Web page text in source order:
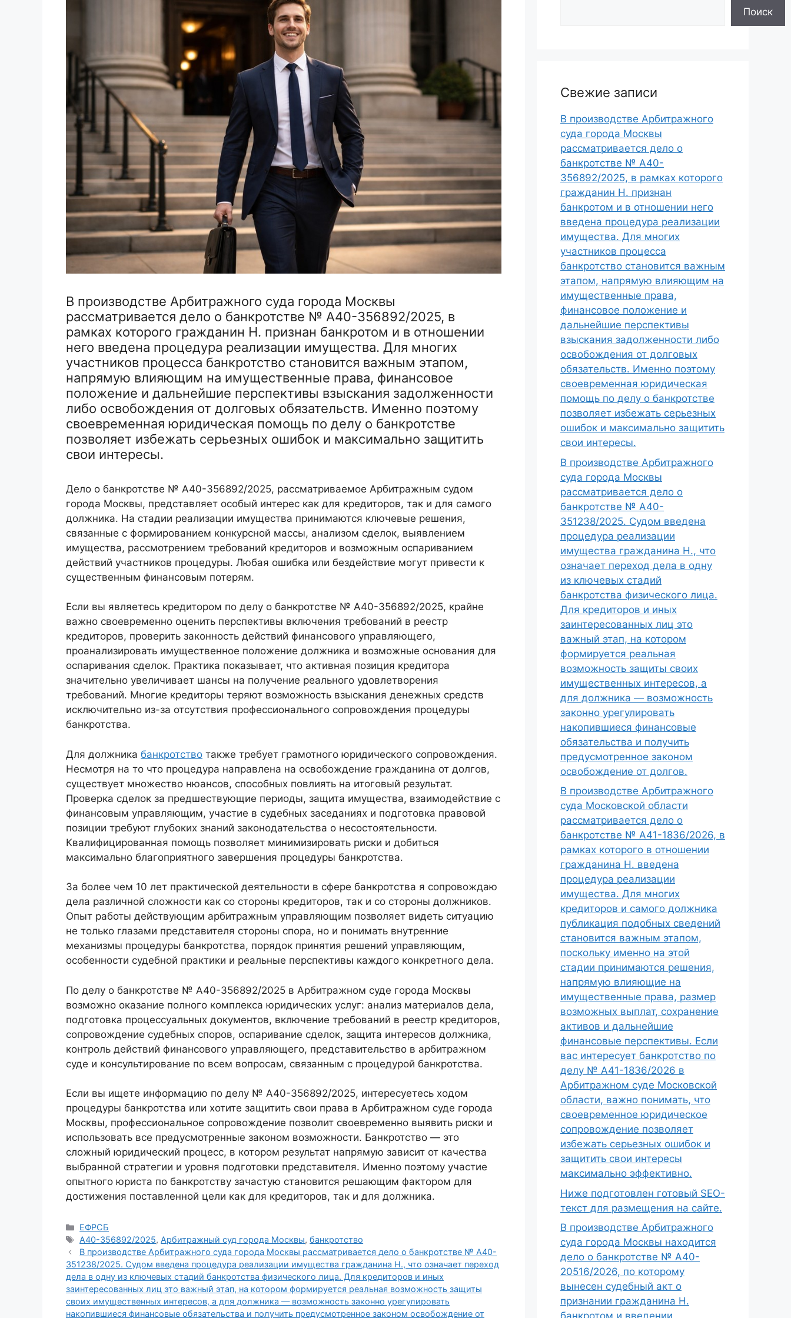
В производстве Арбитражного суда города Москвы
рассматривается дело о банкротстве № А40-356892/2025, в
рамках которого гражданин Н. признан банкротом и в отношении
него введена процедура реализации имущества. Для многих
участников процесса банкротство становится важным этапом,
напрямую влияющим на имущественные права, финансовое
положение и дальнейшие перспективы взыскания задолженности
либо освобождения от долговых обязательств. Именно поэтому
своевременная юридическая помощь по делу о банкротстве
позволяет избежать серьезных ошибок и максимально защитить
свои интересы.
Дело о банкротстве № А40-356892/2025, рассматриваемое Арбитражным судом
города Москвы, представляет особый интерес как для кредиторов, так и для самого
должника. На стадии реализации имущества принимаются ключевые решения,
связанные с формированием конкурсной массы, анализом сделок, выявлением
имущества, рассмотрением требований кредиторов и возможным оспариванием
действий участников процедуры. Любая ошибка или бездействие могут привести к
существенным финансовым потерям.
Если вы являетесь кредитором по делу о банкротстве № А40-356892/2025, крайне
важно своевременно оценить перспективы включения требований в реестр
кредиторов, проверить законность действий финансового управляющего,
проанализировать имущественное положение должника и возможные основания для
оспаривания сделок. Практика показывает, что активная позиция кредитора
значительно увеличивает шансы на получение реального удовлетворения
требований. Многие кредиторы теряют возможность взыскания денежных средств
исключительно из-за отсутствия профессионального сопровождения процедуры
банкротства.
Для должника банкротство также требует грамотного юридического сопровождения.
Несмотря на то что процедура направлена на освобождение гражданина от долгов,
существует множество нюансов, способных повлиять на итоговый результат.
Проверка сделок за предшествующие периоды, защита имущества, взаимодействие с
финансовым управляющим, участие в судебных заседаниях и подготовка правовой
позиции требуют глубоких знаний законодательства о несостоятельности.
Квалифицированная помощь позволяет минимизировать риски и добиться
максимально благоприятного завершения процедуры банкротства.
За более чем 10 лет практической деятельности в сфере банкротства я сопровождаю
дела различной сложности как со стороны кредиторов, так и со стороны должников.
Опыт работы действующим арбитражным управляющим позволяет видеть ситуацию
не только глазами представителя стороны спора, но и понимать внутренние
механизмы процедуры банкротства, порядок принятия решений управляющим,
особенности судебной практики и реальные перспективы каждого конкретного дела.
По делу о банкротстве № А40-356892/2025 в Арбитражном суде города Москвы
возможно оказание полного комплекса юридических услуг: анализ материалов дела,
подготовка процессуальных документов, включение требований в реестр кредиторов,
сопровождение судебных споров, оспаривание сделок, защита интересов должника,
контроль действий финансового управляющего, представительство в арбитражном
суде и консультирование по всем вопросам, связанным с процедурой банкротства.
Если вы ищете информацию по делу № А40-356892/2025, интересуетесь ходом
процедуры банкротства или хотите защитить свои права в Арбитражном суде города
Москвы, профессиональное сопровождение позволит своевременно выявить риски и
использовать все предусмотренные законом возможности. Банкротство — это
сложный юридический процесс, в котором результат напрямую зависит от качества
выбранной стратегии и уровня подготовки представителя. Именно поэтому участие
опытного юриста по банкротству зачастую становится решающим фактором для
достижения поставленной цели как для кредиторов, так и для должника.
Рубрики
ЕФРСБ
Метки
А40-356892/2025, Арбитражный суд города Москвы,банкротство
В производстве Арбитражного суда города Москвы рассматривается дело о банкротстве № А40-
351238/2025. Судом введена процедура реализации имущества гражданина Н., что означает переход
дела в одну из ключевых стадий банкротства физического лица. Для кредиторов и иных
заинтересованных лиц это важный этап, на котором формируется реальная возможность защиты
своих имущественных интересов, а для должника — возможность законно урегулировать
накопившиеся финансовые обязательства и получить предусмотренное законом освобождение от
Поиск
Свежие записи
В производстве Арбитражного
суда города Москвы
рассматривается дело о
банкротстве № А40-
356892/2025, в рамках которого
гражданин Н. признан
банкротом и в отношении него
введена процедура реализации
имущества. Для многих
участников процесса
банкротство становится важным
этапом, напрямую влияющим на
имущественные права,
финансовое положение и
дальнейшие перспективы
взыскания задолженности либо
освобождения от долговых
обязательств. Именно поэтому
своевременная юридическая
помощь по делу о банкротстве
позволяет избежать серьезных
ошибок и максимально защитить
свои интересы.
В производстве Арбитражного
суда города Москвы
рассматривается дело о
банкротстве № А40-
351238/2025. Судом введена
процедура реализации
имущества гражданина Н., что
означает переход дела в одну
из ключевых стадий
банкротства физического лица.
Для кредиторов и иных
заинтересованных лиц это
важный этап, на котором
формируется реальная
возможность защиты своих
имущественных интересов, а
для должника — возможность
законно урегулировать
накопившиеся финансовые
обязательства и получить
предусмотренное законом
освобождение от долгов.
В производстве Арбитражного
суда Московской области
рассматривается дело о
банкротстве № А41-1836/2026, в
рамках которого в отношении
гражданина Н. введена
процедура реализации
имущества. Для многих
кредиторов и самого должника
публикация подобных сведений
становится важным этапом,
поскольку именно на этой
стадии принимаются решения,
напрямую влияющие на
имущественные права, размер
возможных выплат, сохранение
активов и дальнейшие
финансовые перспективы. Если
вас интересует банкротство по
делу № А41-1836/2026 в
Арбитражном суде Московской
области, важно понимать, что
своевременное юридическое
сопровождение позволяет
избежать серьезных ошибок и
защитить свои интересы
максимально эффективно.
Ниже подготовлен готовый SEO-
текст для размещения на сайте.
В производстве Арбитражного
суда города Москвы находится
дело о банкротстве № А40-
20516/2026, по которому
вынесен судебный акт о
признании гражданина Н.
банкротом и введении